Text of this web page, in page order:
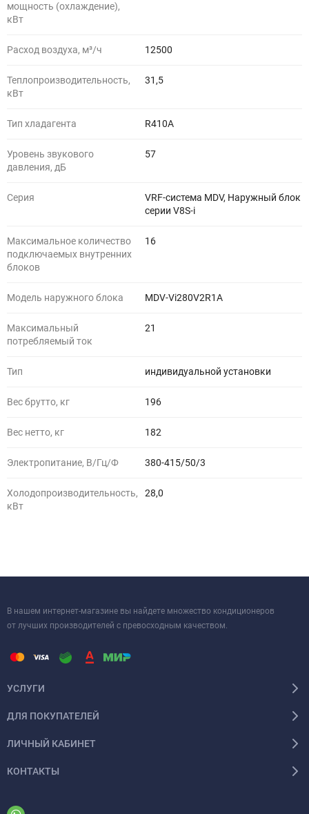
мощность (охлаждение),
кВт
Расход воздуха, м³/ч 12500
Теплопроизводительность,
кВт
31,5
Тип хладагента R410A
Уровень звукового
давления, дБ
57
Серия
VRF-система MDV, Наружный блок
серии V8S-i
Максимальное количество
подключаемых внутренних
блоков
16
Модель наружного блока MDV-Vi280V2R1A
Максимальный
потребляемый ток
21
Тип индивидуальной установки
Вес брутто, кг 196
Вес нетто, кг 182
Электропитание, В/Гц/Ф 380-415/50/3
Холодопроизводительность,
кВт
28,0
В нашем интернет-магазине вы найдете множество кондиционеров
от лучших производителей с превосходным качеством.
УСЛУГИ
ДЛЯ ПОКУПАТЕЛЕЙ
ЛИЧНЫЙ КАБИНЕТ
КОНТАКТЫ